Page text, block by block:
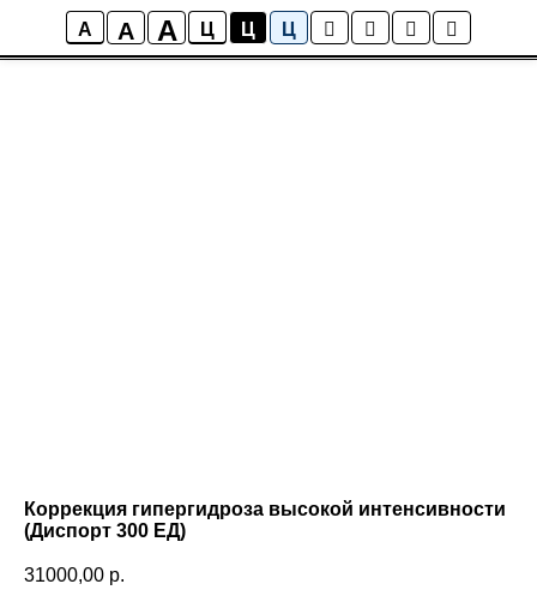
A A A Ц Ц Ц
Коррекция гипергидроза высокой интенсивности
(Диспорт 300 ЕД)
31000,00 р.